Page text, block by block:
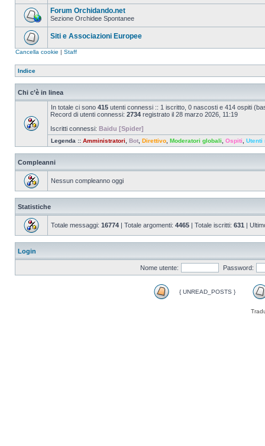
Forum Orchidando.net
Sezione Orchidee Spontanee
Siti e Associazioni Europee
Cancella cookie | Staff
Indice
Chi c’è in linea
In totale ci sono 415 utenti connessi :: 1 iscritto, 0 nascosti e 414 ospiti
Record di utenti connessi: 2734 registrato il 28 marzo 2026, 11:19
Iscritti connessi: Baidu [Spider]
Legenda :: Amministratori Bot Direttivo Moderatori globali Ospiti Utenti
Compleanni
Nessun compleanno oggi
Statistiche
Totale messaggi: 16774 | Totale argomenti: 4465 | Totale iscritti: 631 |
Login
Nome utente: Password:
{ UNREAD_POSTS }